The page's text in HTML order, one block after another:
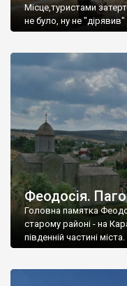
Місце,туристами
не було, ну не "дірявив"
Феодосія.
Головна памятка
старому районі - на
південній частині міста.